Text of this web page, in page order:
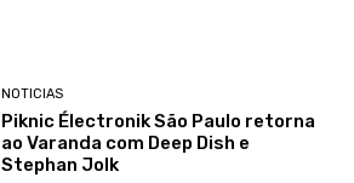
NOTICIAS
Piknic Électronik São Paulo retorna
ao Varanda com Deep Dish e
Stephan Jolk